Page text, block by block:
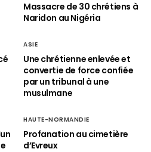
Massacre de 30 chrétiens à
Naridon au Nigéria
ASIE
Une chrétienne enlevée et
convertie de force confiée
par un tribunal à une
musulmane
HAUTE-NORMANDIE
Profanation au cimetière
d’Evreux